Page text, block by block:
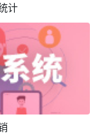
计